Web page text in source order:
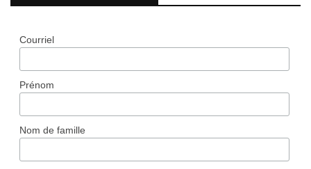
Courriel
Prénom
Nom de famille